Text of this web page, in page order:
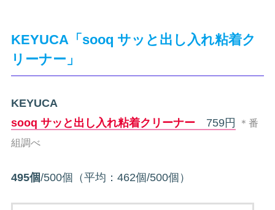
KEYUCA「sooq サッと出し入れ粘着ク
リーナー」
KEYUCA
sooq サッと出し入れ粘着クリーナー 759円
＊番
組調べ
495個/500個（平均：462個/500個）